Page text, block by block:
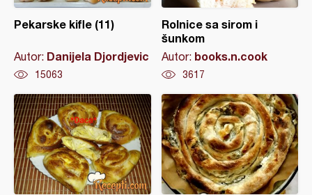
Pekarske kifle (11)
Autor: Danijela Djordjevic
15063
Rolnice sa sirom i
šunkom
Autor: books.n.cook
3617